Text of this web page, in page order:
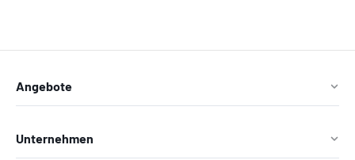
Angebote
Unternehmen